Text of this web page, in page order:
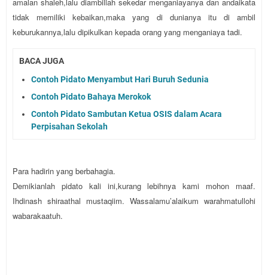
tidak memiliki kebaikan,maka yang di dunianya itu di ambil
keburukannya,lalu dipikulkan kepada orang yang menganiaya tadi.
BACA JUGA
Contoh Pidato Menyambut Hari Buruh Sedunia
Contoh Pidato Bahaya Merokok
Contoh Pidato Sambutan Ketua OSIS dalam Acara
Perpisahan Sekolah
Para hadirin yang berbahagia.
Demikianlah pidato kali ini,kurang lebihnya kami mohon maaf.
Ihdinash shiraathal mustaqiim. Wassalamu’alaikum warahmatullohi
wabarakaatuh.